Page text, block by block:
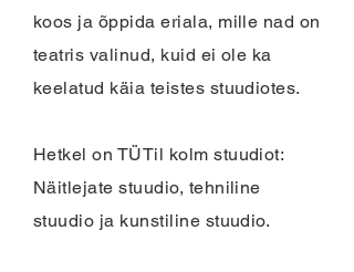
koos ja õppida eriala, mille nad on
teatris valinud, kuid ei ole ka
keelatud käia teistes stuudiotes.
Hetkel on TÜTil kolm stuudiot:
Näitlejate stuudio, tehniline
stuudio ja kunstiline stuudio.